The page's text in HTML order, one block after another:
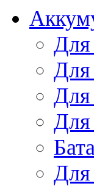
Для
Для
Для
Для
Для